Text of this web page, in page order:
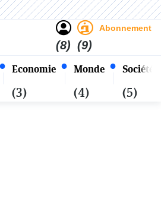
Economie
(3)
Monde
(4)
Société
(5)
(8)
Abonnement
(9)
Alger